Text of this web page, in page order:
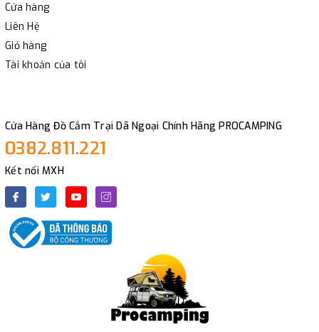
Cửa hàng
Liên Hệ
Giỏ hàng
Tài khoản của tôi
Cửa Hàng Đồ Cắm Trại Dã Ngoại Chính Hãng PROCAMPING
0382.811.221
Kết nối MXH